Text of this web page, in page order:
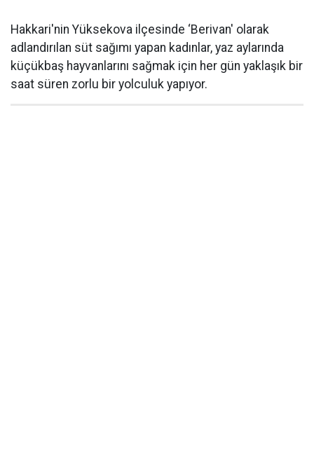
Hakkari'nin Yüksekova ilçesinde ‘Berivan' olarak
adlandırılan süt sağımı yapan kadınlar, yaz aylarında
küçükbaş hayvanlarını sağmak için her gün yaklaşık bir
saat süren zorlu bir yolculuk yapıyor.